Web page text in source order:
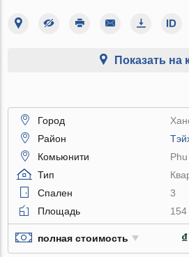
Показать на
Город
Район
Комьюнити
Тип
Спален
3
Площадь
154
полная стоимость